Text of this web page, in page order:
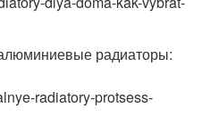
радиаторы:
radiatory-protsess-